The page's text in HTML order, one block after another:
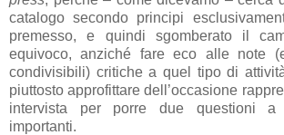
catalogo secondo principi
premesso, e quindi sgomberato il
equivoco, anziché fare eco alle note
condivisibili) critiche a quel tipo di
piuttosto approfittare dell’occasione
intervista per porre due questioni
importanti.